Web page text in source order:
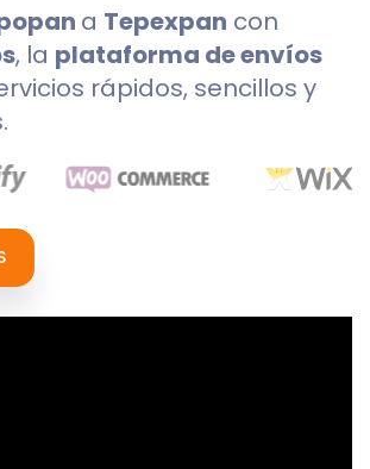
a Tepexpan con
, la plataforma de envíos
rápidos, sencillos y